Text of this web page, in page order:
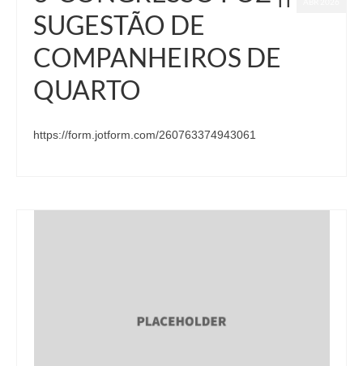
SUGESTÃO DE
COMPANHEIROS DE
QUARTO
https://form.jotform.com/260763374943061